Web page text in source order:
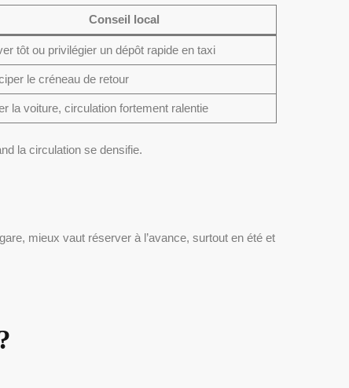
Conseil local
tôt ou privilégier un dépôt rapide en taxi
le créneau de retour
la voiture, circulation fortement ralentie
la circulation se densifie.
mieux vaut réserver à l’avance, surtout en été et